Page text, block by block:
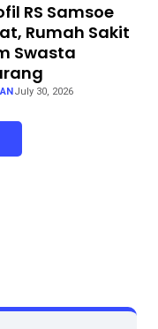
RS Samsoe
Rumah Sakit
Swasta
July 30, 2026